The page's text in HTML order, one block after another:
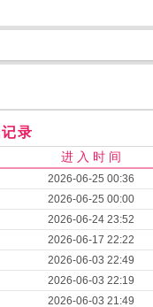
录
进 入 时 间
2026-06-25 00:36
2026-06-25 00:00
2026-06-24 23:52
2026-06-17 22:22
2026-06-03 22:49
2026-06-03 22:19
2026-06-03 21:49